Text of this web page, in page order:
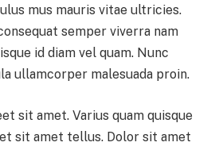
mus mauris vitae ultricies.
semper viverra nam
id diam vel quam. Nunc
ullamcorper malesuada proin.
sit amet. Varius quam quisque
sit amet tellus. Dolor sit amet